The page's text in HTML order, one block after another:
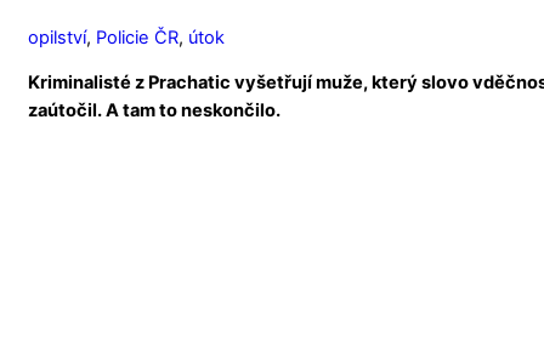
opilství, Policie ČR, útok
Kriminalisté z Prachatic vyšetřují muže, který slovo
zaútočil. A tam to neskončilo.